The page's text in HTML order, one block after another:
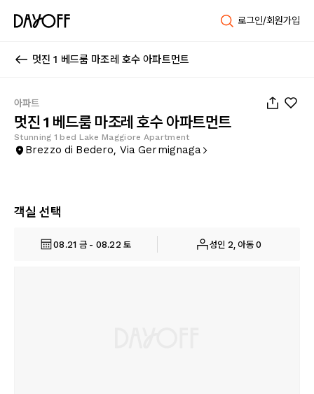
로그인/회원가입
멋진 1 베드룸 마조레 호수 아파트먼트
아파트
멋진 1 베드룸 마조레 호수 아파트먼트
Stunning 1 bed Lake Maggiore Apartment
Brezzo di Bedero, Via Germignaga
객실 선택
08.21 금 - 08.22 토 성인 2, 아동 0